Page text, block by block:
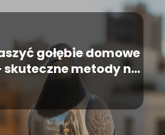
gołębie domowe
skuteczne metody na
balkon?